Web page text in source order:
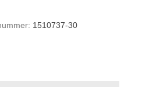
1510737-30